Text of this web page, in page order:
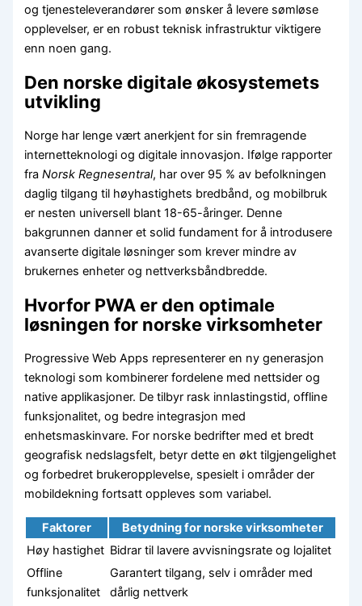
og tjenesteleverandører som ønsker å levere sømløse
opplevelser, er en robust teknisk infrastruktur viktigere
enn noen gang.
Den norske digitale økosystemets
utvikling
Norge har lenge vært anerkjent for sin fremragende
internetteknologi og digitale innovasjon. Ifølge rapporter
fraNorsk Regnesentral, har over 95 % av befolkningen
daglig tilgang til høyhastighets bredbånd, og mobilbruk
er nesten universell blant 18-65-åringer. Denne
bakgrunnen danner et solid fundament for å introdusere
avanserte digitale løsninger som krever mindre av
brukernes enheter og nettverksbåndbredde.
Hvorfor PWA er den optimale
løsningen for norske virksomheter
Progressive Web Apps representerer en ny generasjon
teknologi som kombinerer fordelene med nettsider og
native applikasjoner. De tilbyr rask innlastingstid, offline
funksjonalitet, og bedre integrasjon med
enhetsmaskinvare. For norske bedrifter med et bredt
geografisk nedslagsfelt, betyr dette en økt tilgjengelighet
og forbedret brukeropplevelse, spesielt i områder der
mobildekning fortsatt oppleves som variabel.
Faktorer
Betydning for norske virksomheter
Høy hastighet Bidrar til lavere avvisningsrate og lojalitet
Offline
funksjonalitet
Garantert tilgang, selv i områder med
dårlig nettverk